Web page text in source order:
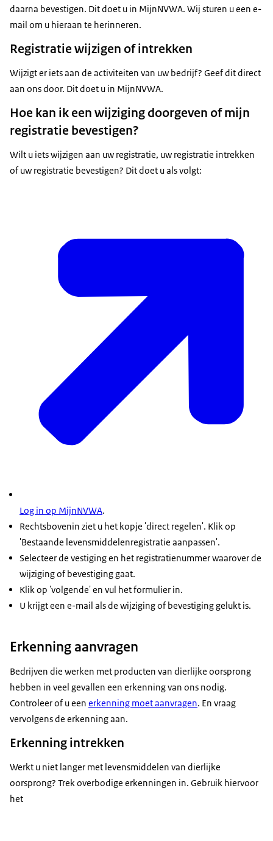
daarna bevestigen. Dit doet u in MijnNVWA. Wij sturen u een e-
mail om u hieraan te herinneren.
Registratie wijzigen of intrekken
Wijzigt er iets aan de activiteiten van uw bedrijf? Geef dit direct
aan ons door. Dit doet u in MijnNVWA.
Hoe kan ik een wijziging doorgeven of mijn
registratie bevestigen?
Wilt u iets wijzigen aan uw registratie, uw registratie intrekken
of uw registratie bevestigen? Dit doet u als volgt:
Log in op MijnNVWA.
Rechtsbovenin ziet u het kopje 'direct regelen'. Klik op
'Bestaande levensmiddelenregistratie aanpassen'.
Selecteer de vestiging en het registratienummer waarover de
wijziging of bevestiging gaat.
Klik op 'volgende' en vul het formulier in.
U krijgt een e-mail als de wijziging of bevestiging gelukt is.
Erkenning aanvragen
Bedrijven die werken met producten van dierlijke oorsprong
hebben in veel gevallen een erkenning van ons nodig.
Controleer of u een erkenning moet aanvragen. En vraag
vervolgens de erkenning aan.
Erkenning intrekken
Werkt u niet langer met levensmiddelen van dierlijke
oorsprong? Trek overbodige erkenningen in. Gebruik hiervoor
het